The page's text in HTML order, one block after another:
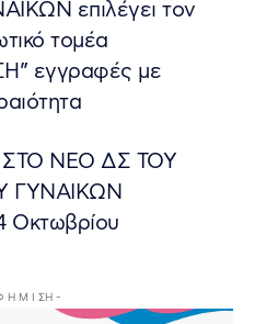
επιλέγει τον
τομέα
εγγραφές με
ΝΕΟ ΔΣ ΤΟΥ
ΓΥΝΑΙΚΩΝ
Οκτωβρίου
Η Μ Ι ΣΗ -